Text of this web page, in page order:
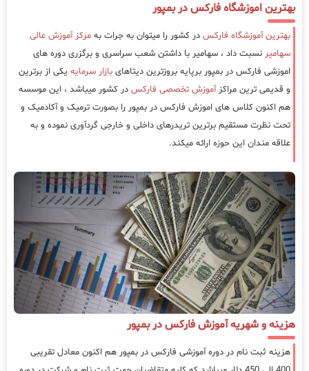
بهترین اموزشگاه فارکس در بمپور
بهترین آموزشگاه فارکس در کشور را میتوان به جرات به مرکز آموزش عالی
سهامیر نسبت داد ، سهامیر با داشتن شعب سراسری و برگزری دوره های
اموزشی فارکس در بمپور برپایه بروزترین دیتاهای بازار سرمایه یکی از برترین
و قدیمی ترین مراکزآموزش تخصصی فارکس در کشور میباشد ، این موسسه
هم اکنون کلاس های اموزش فارکس در بمپور را بصورت ترمیک و آکادمیک و
تحت نظرت مستقیم برترین تریدرهای داخلی و خارجی گردآوری نموده و به
علاقه مندان این حوزه ارائه میکند.
هزینه و شهریه آموزش فارکس در بمپور
هزینه ثبت نام در دوره آموزشی فارکس در بمپور هم اکنون معادل تقریبی